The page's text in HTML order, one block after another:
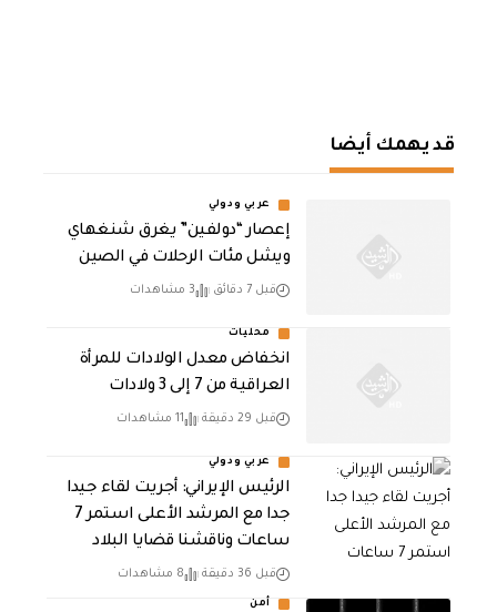
قد يهمك أيضا
عربي ودولي
إعصار “دولفين” يغرق شنغهاي
ويشل مئات الرحلات في الصين
قبل 7 دقائق 3 مشاهدات
محليات
انخفاض معدل الولادات للمرأة
العراقية من 7 إلى 3 ولادات
قبل 29 دقيقة 11 مشاهدات
عربي ودولي
الرئيس الإيراني: أجريت لقاء جيدا
جدا مع المرشد الأعلى استمر 7
ساعات وناقشنا قضايا البلاد
قبل 36 دقيقة 8 مشاهدات
أمن